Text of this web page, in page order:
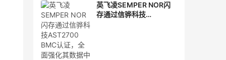
英飞凌SEMPER NOR闪
存通过信骅科技